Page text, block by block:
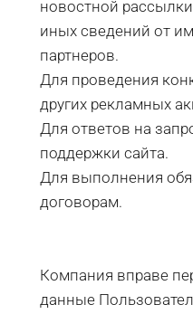
новостной
иных сведений от
партнеров.
Для проведения
других рекламных
Для ответов на
поддержки сайта.
Для выполнения
договорам.
Компания вправе
данные